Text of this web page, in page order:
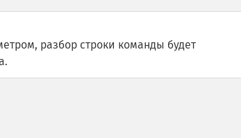
разбор строки команды будет